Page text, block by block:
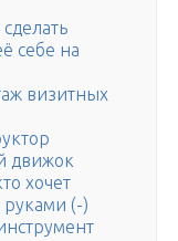
себе на
визитных
движок
хочет
руками (-)